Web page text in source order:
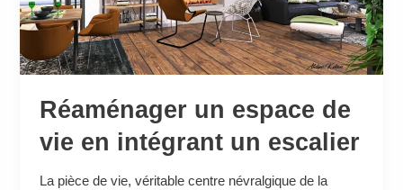
Réaménager un espace de
vie en intégrant un escalier
La pièce de vie, véritable centre névralgique de la
un
escalier